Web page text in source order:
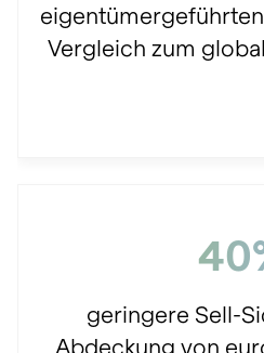
Vergleich zum
geringere Sell-
Abdeckung von